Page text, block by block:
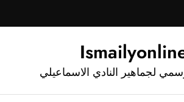
لجماهير النادي الاسماعيلي